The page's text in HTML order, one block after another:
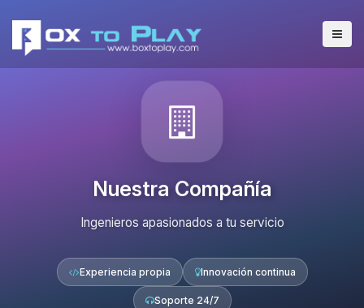
Nuestra Compañía
Ingenieros apasionados a tu servicio
Experiencia propia Innovación continua
Soporte 24/7